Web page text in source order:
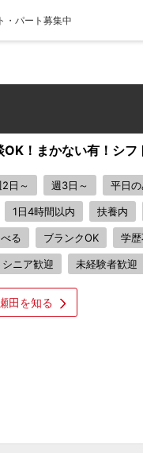
・パート募集中
！まかない有！シフ
日～ 週3日～ 平日
1日4時間以内 扶養内
る ブランクOK 学
シニア歓迎 未経験者歓迎
田を知る